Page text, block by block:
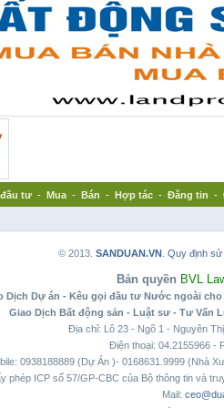
tư - Mua - Bán - Hợp tác - Đăng tin -
© 2013. SANDUAN.VN Quy định sử
Bản quyền BVL
Dịch Dự án - Kêu gọi đầu tư Nước ngoài
Giao Dịch Bất động sản - Luật sư - Tư Vấn
Địa chỉ: Lô 23 - Ngõ 1 - Nguyên
Điện thoại: 04.2155966 -
0938188889 (Dự Án )- 0168631.9999 (Nhà
phép ICP số 57/GP-CBC của Bộ thông tin và
Mail: